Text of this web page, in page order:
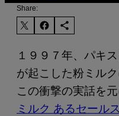
Share:
１９９７年、パキ
が起こした粉ミル
この衝撃の実話を
ミルク あるセール